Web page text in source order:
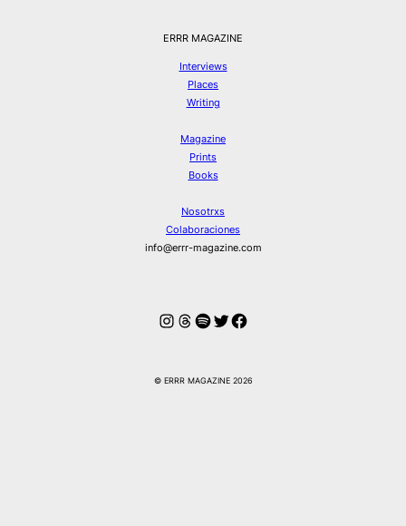
ERRR MAGAZINE
Interviews
Places
Writing
Magazine
Prints
Books
Nosotrxs
Colaboraciones
info@errr-magazine.com
Instagram
Hilos
Spotify
Twitter
Facebook
© ERRR MAGAZINE 2026